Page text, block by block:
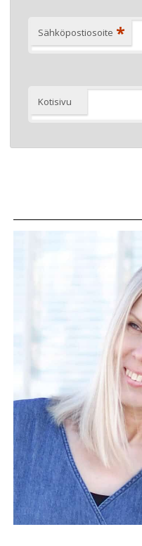
Sähköpostiosoite *
Kotisivu